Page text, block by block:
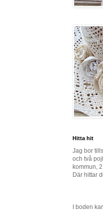
Hitta hit
Jag bor
och två
kommun,
Där hittar
I boden